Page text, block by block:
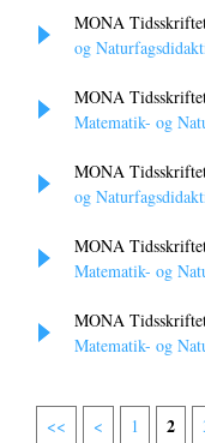
MONA
og
MONA
Matematik- og
MONA
og
MONA
Matematik- og
MONA
Matematik- og
<< < 1 2